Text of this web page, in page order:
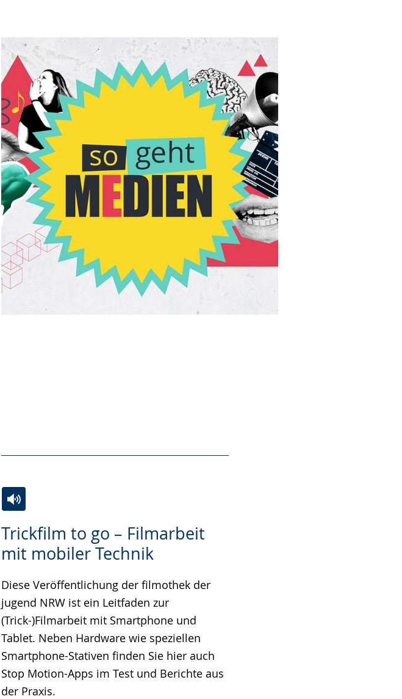
Trickfilm to go – Filmarbeit
mit mobiler Technik
Leichten
Sprache
Audio-
Unterstützung.
Video
in
Gebärdensprache
wird
angezeigt.
Diese Veröffentlichung der filmothek der
jugend NRW ist ein Leitfaden zur
(Trick-)Filmarbeit mit Smartphone und
Tablet. Neben Hardware wie speziellen
Smartphone-Stativen finden Sie hier auch
Stop Motion-Apps im Test und Berichte aus
der Praxis.